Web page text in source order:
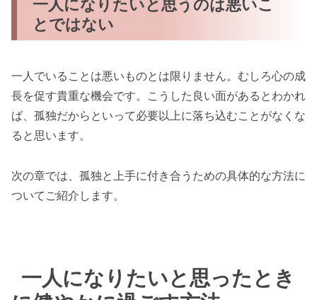
とではない
一人でいることは悪いものとは限りません。むしろ心の成
長を促す貴重な機会です。こうした良い面があるとわかれ
ば、孤独だからといって必要以上に落ち込むことがなくな
ると思います。
次の章では、孤独と上手に付き合うための具体的な方法に
ついてご紹介します。
一人になりたいと思ったとき